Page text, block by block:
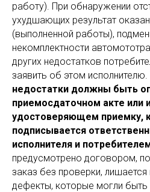
работу). При обнаружении
ухудшающих результат
(выполненной работы),
некомплектности
других недостатков
заявить об этом исполнителю.
недостатки должны быть
приемосдаточном акте или
удостоверяющем приемку,
подписывается
исполнителя и
предусмотрено договором,
заказ без проверки,
дефекты, которые могли